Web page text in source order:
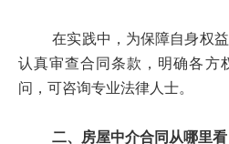
在实践中，为保障自身权益
认真审查合同条款，明确各方
问，可咨询专业法律人士。
二、房屋中介合同从哪里看